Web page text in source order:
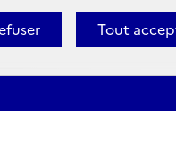
Tout